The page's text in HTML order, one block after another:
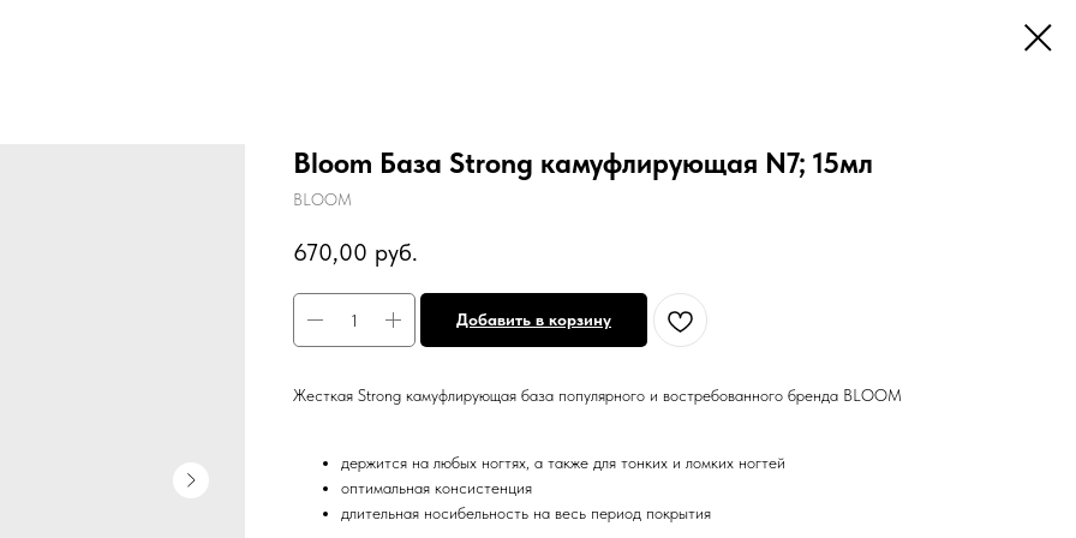
Bloom База Strong камуфлирующая N7; 15мл
BLOOM
670,00 руб.
Добавить в корзину
Жесткая Strong камуфлирующая база популярного и востребованного бренда BLOOM
держится на любых ногтях, а также для тонких и ломких ногтей
оптимальная консистенция
длительная носибельность на весь период покрытия